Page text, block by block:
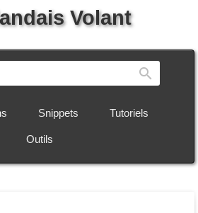
Volant
Snippets Tutoriels
Outils